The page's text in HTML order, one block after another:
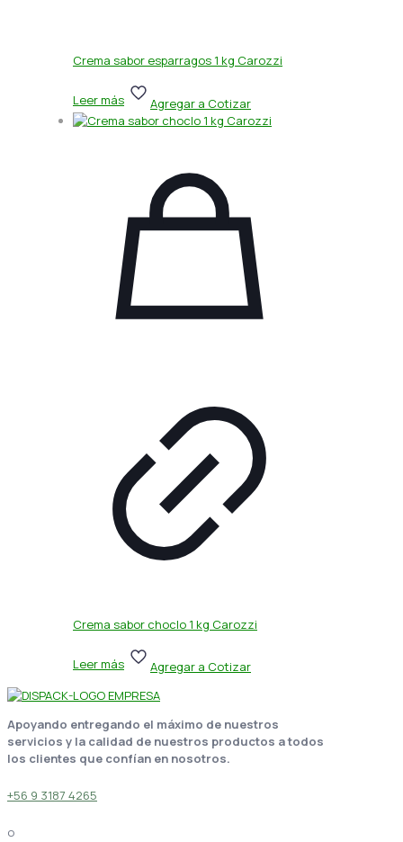
Crema sabor esparragos 1 kg Carozzi
Leer más Agregar a Cotizar
Crema sabor choclo 1 kg Carozzi
Leer más Agregar a Cotizar
Apoyando entregando el máximo de nuestros
servicios y la calidad de nuestros productos a todos
los clientes que confían en nosotros.
+56 9 3187 4265
o